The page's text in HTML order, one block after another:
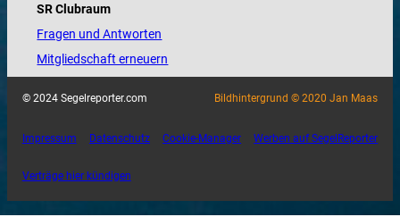
SR Clubraum
Fragen und Antworten
Mitgliedschaft erneuern
© 2024 Segelreporter.com Bildhintergrund © 2020 Jan Maas
Impressum Datenschutz Cookie-Manager Werben auf SegelReporter
Verträge hier kündigen